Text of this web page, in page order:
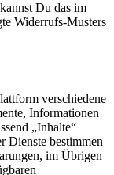
Du das im
Widerrufs-Musters
verschiedene
Informationen
„Inhalte“
Dienste bestimmen
im Übrigen